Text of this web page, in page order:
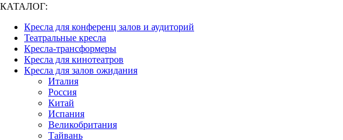
КАТАЛОГ:
Кресла для конференц залов и аудиторий
Театральные кресла
Кресла-трансформеры
Кресла для кинотеатров
Кресла для залов ожидания
Италия
Россия
Китай
Испания
Великобритания
Тайвань